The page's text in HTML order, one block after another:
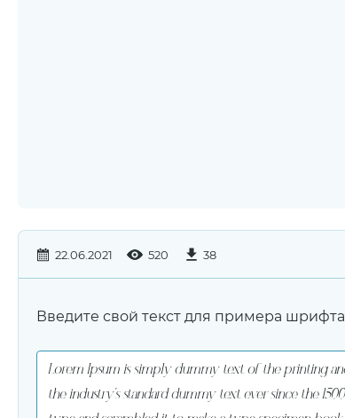
22.06.2021 520 38
Введите свой текст для примера шрифта